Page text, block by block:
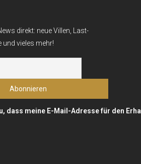
direkt: neue Villen, Last-
und vieles mehr!
dass meine E-Mail-Adresse für den